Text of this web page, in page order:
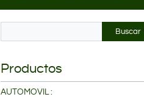
Buscar
Productos
AUTOMOVIL :